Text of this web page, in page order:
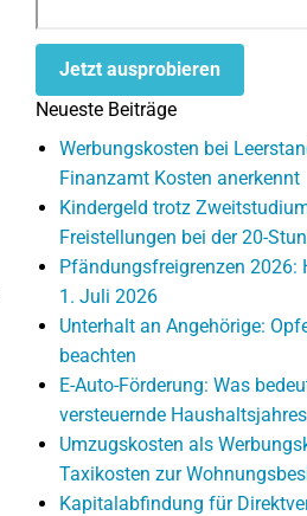
Jetzt ausprobieren
Neueste Beiträge
Werbungskosten bei
Finanzamt Kosten anerkennt
Kindergeld trotz
Freistellungen bei der 20-
Pfändungsfreigrenzen 2026:
1. Juli 2026
Unterhalt an Angehörige:
beachten
E-Auto-Förderung: Was
versteuernde
Umzugskosten als
Taxikosten zur
Kapitalabfindung für